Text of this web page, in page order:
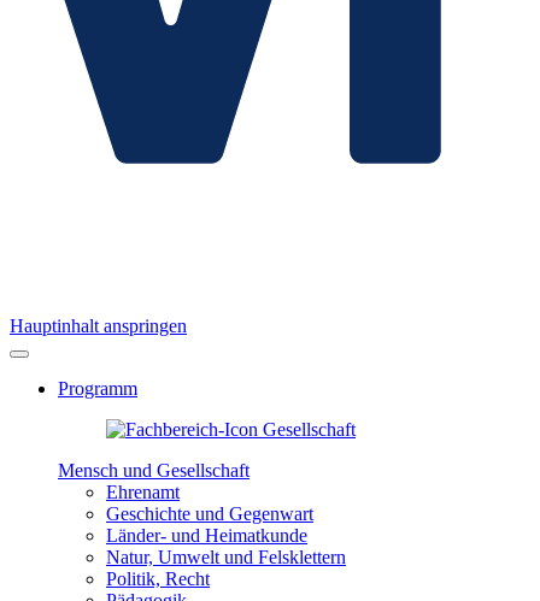
Hauptinhalt anspringen
Programm
Mensch und Gesellschaft
Ehrenamt
Geschichte und Gegenwart
Länder- und Heimatkunde
Natur, Umwelt und Felsklettern
Politik, Recht